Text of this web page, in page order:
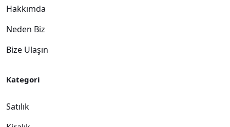
Hakkımda
Neden Biz
Bize Ulaşın
Kategori
Satılık